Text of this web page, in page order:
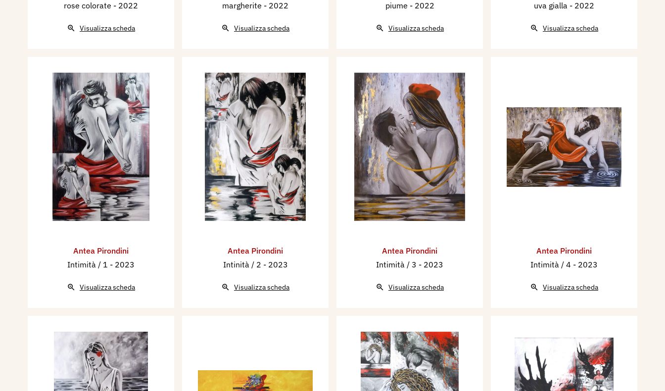
rose colorate - 2022
Visualizza scheda
margherite - 2022
Visualizza scheda
piume - 2022
Visualizza scheda
uva gialla - 2022
Visualizza scheda
Antea Pirondini
Intimità / 1 - 2023
Visualizza scheda
Antea Pirondini
Intinità / 2 - 2023
Visualizza scheda
Antea Pirondini
Intimità / 3 - 2023
Visualizza scheda
Antea Pirondini
Intimità / 4 - 2023
Visualizza scheda